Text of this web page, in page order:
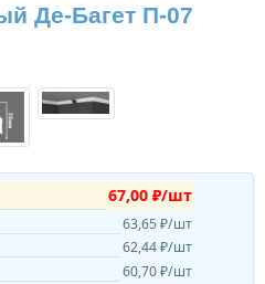
Де-Багет П-07
67,00 ₽/шт
63,65 ₽/шт
62,44 ₽/шт
60,70 ₽/шт